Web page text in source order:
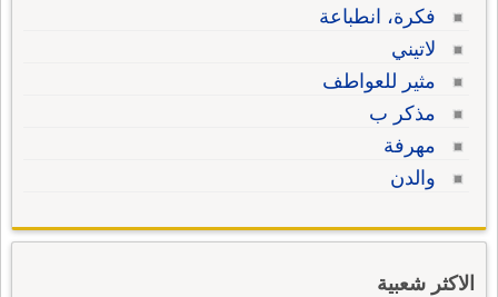
فكرة، انطباعة
لاتيني
مثير للعواطف
مذكر ب
مهرفة
والدن
الاكثر شعبية